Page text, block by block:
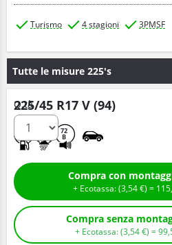
Turismo 4 stagioni 3PMSF
Tutte le misure 225's
225/45 R17 V (94)
72
B
Q.tà
+ Ecotassa: (3,54€ ) = 115,
+ Ecotassa: (3,54€ ) =99,